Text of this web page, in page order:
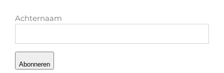
Achternaam
Abonneren